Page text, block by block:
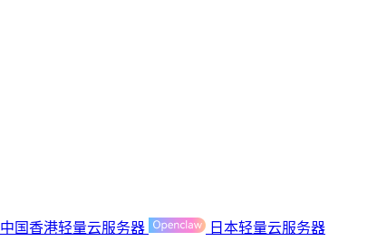
中国香港轻量云服务器
日本轻量云服务器